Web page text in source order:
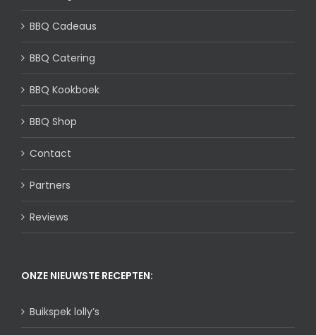
BBQ Cadeaus
BBQ Catering
BBQ Kookboek
BBQ Shop
Contact
Partners
Reviews
ONZE NIEUWSTE RECEPTEN:
Buikspek lolly’s